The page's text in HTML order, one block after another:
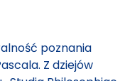
poznania
Z dziejów